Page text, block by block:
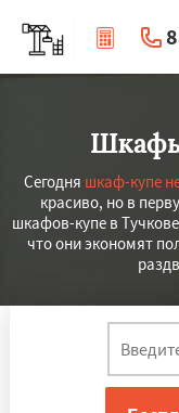
|
Сегодня шкаф-купе
красиво, но в
шкафов-купе в
что они экономят